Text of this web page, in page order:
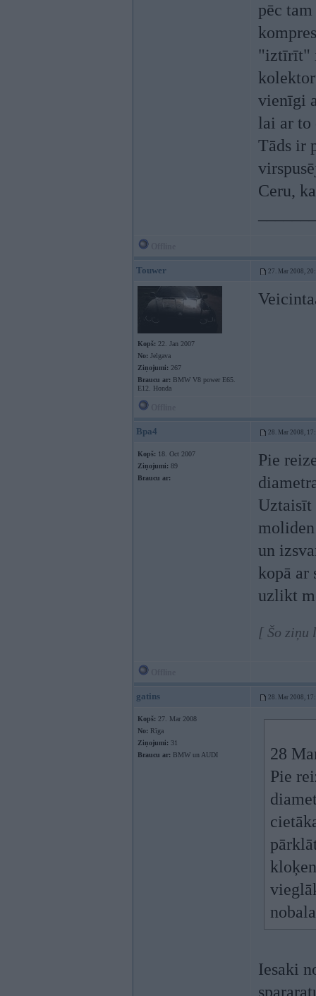
pēc
"iztīrīt"
vienīgi
lai ar to
Tāds ir
Ceru,
Touwer 27. Mar 2008,
Kopš: 22. Jan 2007
No: Jelgava
Ziņojumi: 267
Braucu ar: BMW V8 power E65.
E12. Honda
Bpa4 28. Mar 2008,
Kopš: 18. Oct 2007
Ziņojumi: 89
Braucu ar:
Pie
Uztaisīt
un
kopā ar
uzlikt
[ Šo ziņu
gatins 28. Mar 2008,
Kopš: 27. Mar 2008
No: Rīga
Ziņojumi: 31
Braucu ar: BMW un AUDI
28
Pie
Iesaki